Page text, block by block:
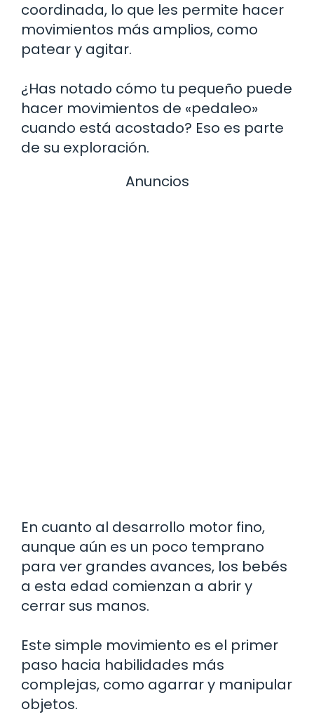
coordinada, lo que les permite hacer
movimientos más amplios, como
patear y agitar.
¿Has notado cómo tu pequeño puede
hacer movimientos de «pedaleo»
cuando está acostado? Eso es parte
de su exploración.
Anuncios
En cuanto al desarrollo motor fino,
aunque aún es un poco temprano
para ver grandes avances, los bebés
a esta edad comienzan a abrir y
cerrar sus manos.
Este simple movimiento es el primer
paso hacia habilidades más
complejas, como agarrar y manipular
objetos.